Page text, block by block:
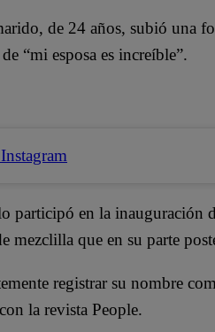
de 24 años, subió una
“mi esposa es increíble”.
participó en la inauguración
mezclilla que en su parte
registrar su nombre
la revista People.